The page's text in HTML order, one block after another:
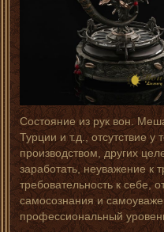
Состояние из рук вон.
Турции и т.д., отсутствие у
производством, других
заработать, неуважение к
требовательность к себе,
самосознания и
профессиональный